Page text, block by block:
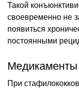
Такой
своевременно не
появиться
постоянными
Медикаменты
При